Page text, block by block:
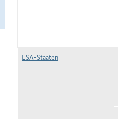
ESA-Staaten